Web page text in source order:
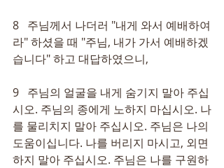
8   주님께서 나더러 "내게 와서 예배하여
라" 하셨을 때 "주님, 내가 가서 예배하겠
습니다" 하고 대답하였으니,
9   주님의 얼굴을 내게 숨기지 말아 주십
시오. 주님의 종에게 노하지 마십시오. 나
를 물리치지 말아 주십시오. 주님은 나의
도움이십니다. 나를 버리지 마시고, 외면
하지 말아 주십시오. 주님은 나를 구원하